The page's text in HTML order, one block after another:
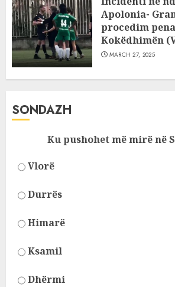
Apolonia-
procedim
Kokëdhimën
MARCH 27, 2025
SONDAZH
Ku pushohet më mirë në
Vlorë
Durrës
Himarë
Ksamil
Dhërmi